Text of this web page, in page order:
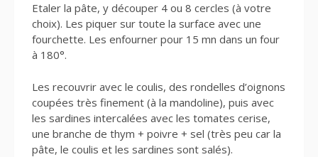
Etaler la pâte, y découper 4 ou 8 cercles (à votre
choix). Les piquer sur toute la surface avec une
fourchette. Les enfourner pour 15 mn dans un four
à 180°.
Les recouvrir avec le coulis, des rondelles d’oignons
coupées très finement (à la mandoline), puis avec
les sardines intercalées avec les tomates cerise,
une branche de thym + poivre + sel (très peu car la
pâte, le coulis et les sardines sont salés).